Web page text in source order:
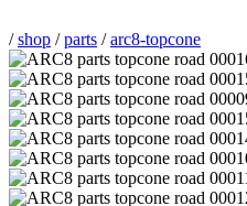
/ shop / parts / arc8-topcone